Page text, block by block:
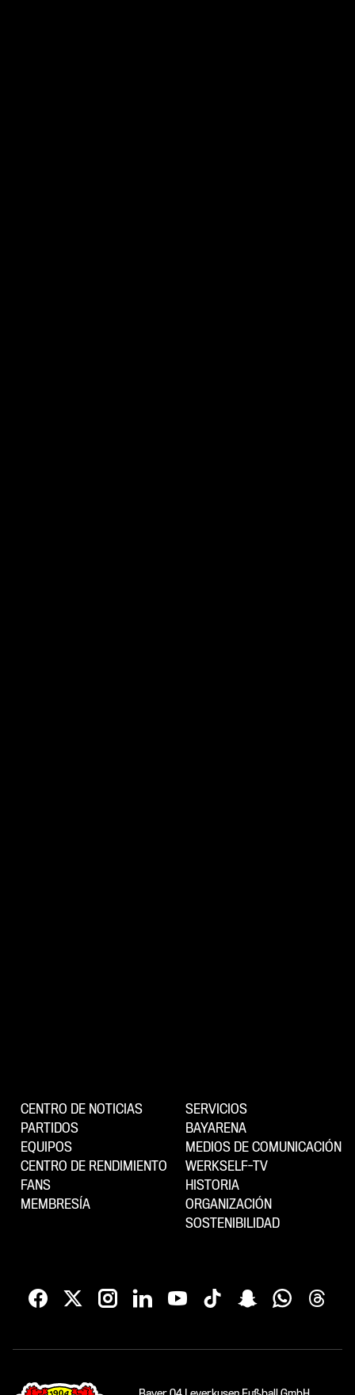
CENTRO DE NOTICIAS
PARTIDOS
EQUIPOS
CENTRO DE RENDIMIENTO
FANS
MEMBRESÍA
SERVICIOS
BAYARENA
MEDIOS DE COMUNICACIÓN
WERKSELF-TV
HISTORIA
ORGANIZACIÓN
SOSTENIBILIDAD